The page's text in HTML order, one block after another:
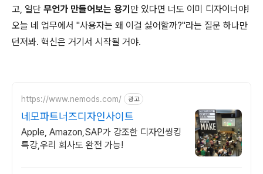
고, 일단 무언가 만들어보는 용기 만 있다면 너도 이미 디자이너야!
오늘 네 업무에서 "사용자는 왜 이걸 싫어할까?"라는 질문 하나만
던져봐. 혁신은 거기서 시작될 거야.
https://www.nemods.com/ 광고
네모파트너즈디자인사이트
Apple, Amazon,SAP가 강조한 디자인씽킹
특강,우리 회사도 완전 가능!